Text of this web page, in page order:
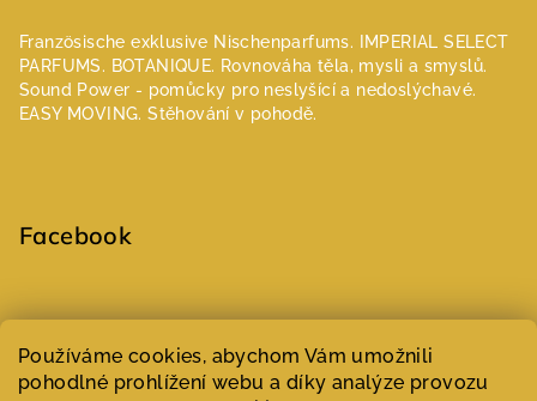
Používáme cookies, abychom Vám umožnili
pohodlné prohlížení webu a díky analýze provozu
Französische exklusive Nischenparfums.
IMPERIAL SELECT
PARFUMS. BOTANIQUE. Rovnováha těla, mysli a smyslů.
Sound Power - pomůcky pro neslyšící a nedoslýchavé.
EASY MOVING. Stěhování v pohodě.
Facebook